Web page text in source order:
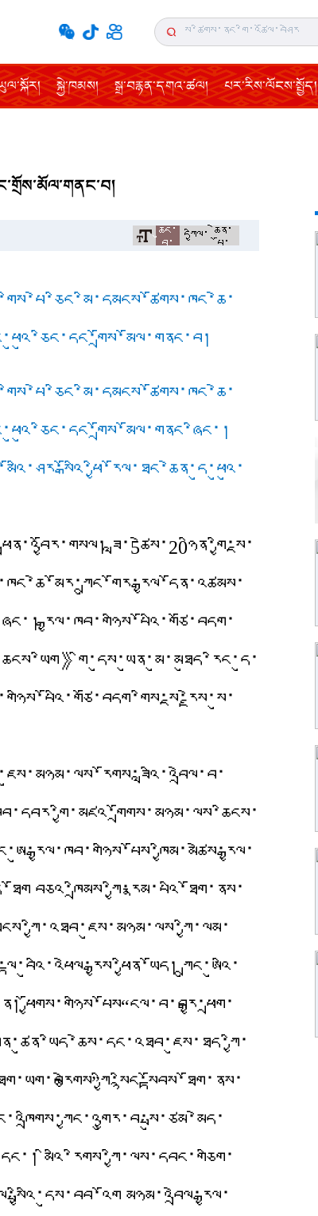
སྐྱེ་ཁམས། སྒྲ་བརྙན་དགའ་ཚལ། པར་རིས་ལོངས་སྤྱོད།
ཆུང་
བ་
དཀྱིལ་ ཆེན་
པོ་
ཟླ་5ཚེས་20ཉིན་གྱི་སྔ་
རྒྱལ་ཁབ་གཉིས་པོའི་གཙོ་བདག་
》གི་དུས་ཡུན་མུ་མཐུད་རིང་དུ་
བཅའ་ཁྲིམས་ཀྱི་རྣམ་པའི་ཐོག་ནས་
ཀྲུང་ཨུའི་
ཕྱོགས་གཉིས་པོས“ངལ་བ་བརྒྱ་ཕྲག་
མིའི་རིགས་ཀྱི་ལས་དབང་གཅིག་
མཉམ་འབྲེལ་རྒྱལ་